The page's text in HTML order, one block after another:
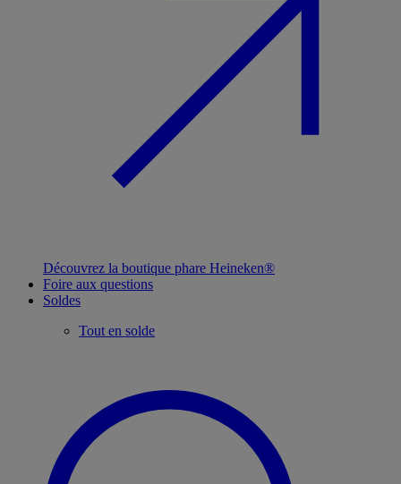
Découvrez la boutique phare Heineken®
Foire aux questions
Soldes
Tout en solde